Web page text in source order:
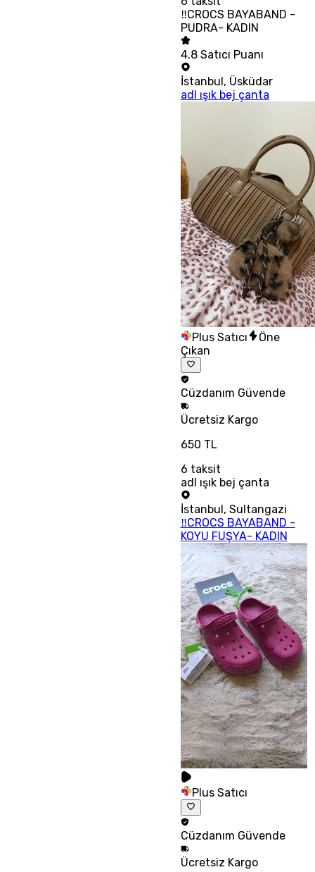
‼CROCS BAYABAND -
PUDRA- KADIN
4.8 Satıcı Puanı
İstanbul, Üsküdar
adl ışık bej çanta
Plus Satıcı
Öne
Çıkan
Cüzdanım Güvende
Ücretsiz Kargo
650 TL
6 taksit
adl ışık bej çanta
İstanbul , Sultangazi
‼CROCS BAYABAND -
KOYU FUŞYA- KADIN
Plus Satıcı
Cüzdanım Güvende
Ücretsiz Kargo